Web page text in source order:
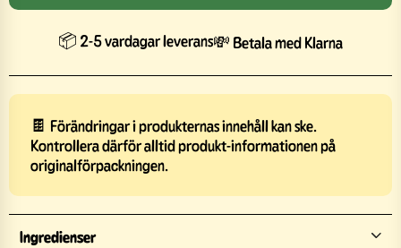
📦 2-5 vardagar leverans💸 Betala med Klarna
🍫 Förändringar i produkternas innehåll kan ske.
Kontrollera därför alltid produkt-informationen på
originalförpackningen.
Ingredienser